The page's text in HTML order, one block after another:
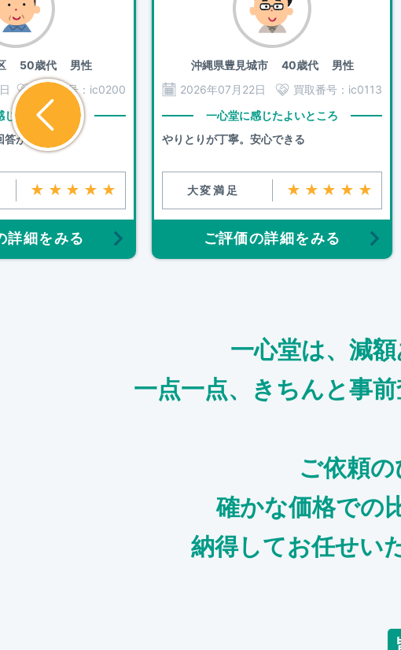
50歳代 男性
買取番号： ic0200
じたよいところ
答がは早い。
★★★★★
詳細をみる
沖縄県豊見城市40歳代 男性
2026年07月22日
買取番号： ic0113
一心堂に感じたよいところ
やりとりが丁寧。安心できる
大変満足 ★★★★★
ご評価の詳細をみる
一心堂は、減
一点一点、きちんと事
ご依頼
確かな価格での
納得してお任せい